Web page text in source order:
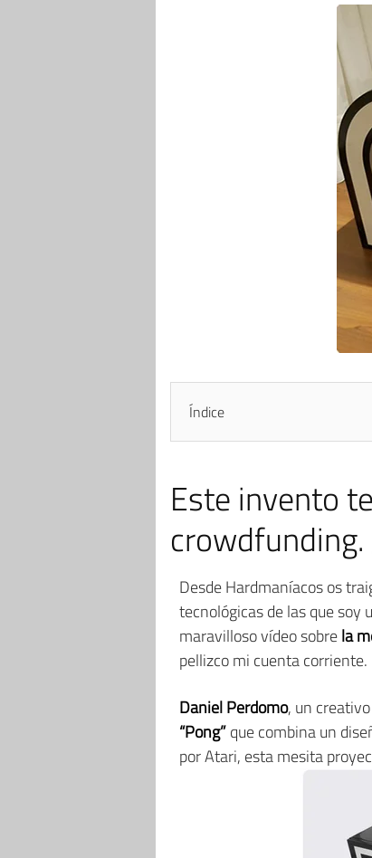
Índice
Este invento
Desde Hardmaníacos os
tecnológicas de las que soy
maravilloso vídeo sobrela
pellizco mi cuenta corriente.
Daniel Perdomo, un
“Pong”que combina un
por Atari, esta mesita